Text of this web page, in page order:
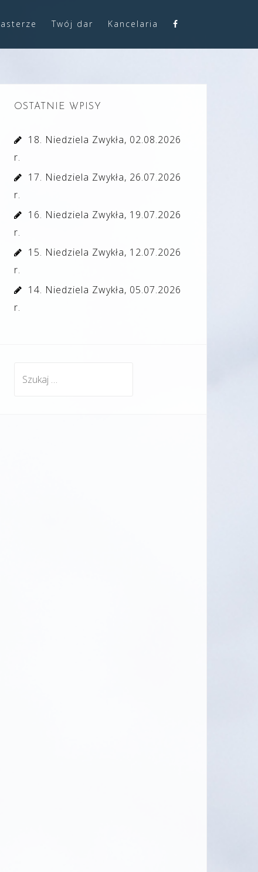
Twój dar Kancelaria
OSTATNIE WPISY
18. Niedziela Zwykła, 02.08.2026
r.
17. Niedziela Zwykła, 26.07.2026
r.
16. Niedziela Zwykła, 19.07.2026
r.
15. Niedziela Zwykła, 12.07.2026
r.
14. Niedziela Zwykła, 05.07.2026
r.